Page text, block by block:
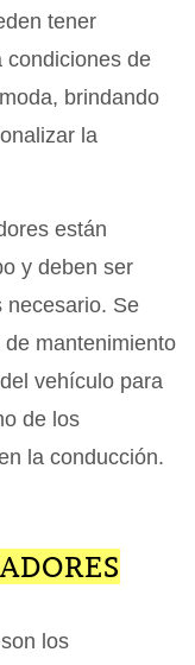
tener
condiciones de
brindando
la
están
y deben ser
necesario. Se
mantenimiento
vehículo para
de los
la conducción.
los